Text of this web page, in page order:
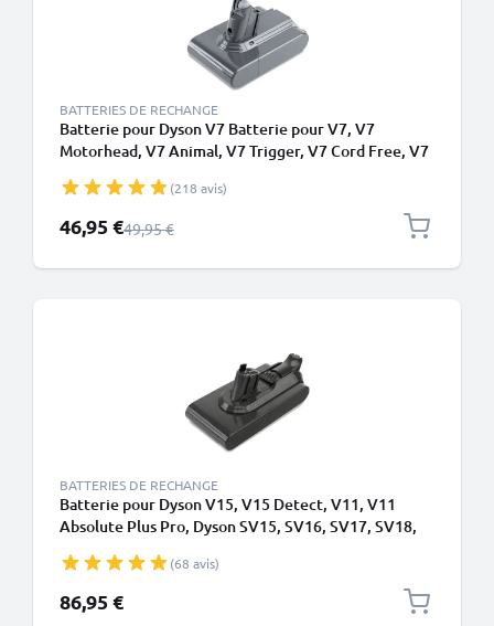
BATTERIES DE RECHANGE
Batterie pour Dyson V7 Batterie pour V7, V7
Motorhead, V7 Animal, V7 Trigger, V7 Cord Free, V7
2500mAh) de CELLONIC - Batterie à vis
(218 avis)
Prix spécial
46,95 €Prix normal
49,95 €
BATTERIES DE RECHANGE
Batterie pour Dyson V15, V15 Detect, V11, V11
Absolute Plus Pro, Dyson SV15, SV16, SV17, SV18,
CELLONIC
(68 avis)
86,95 €